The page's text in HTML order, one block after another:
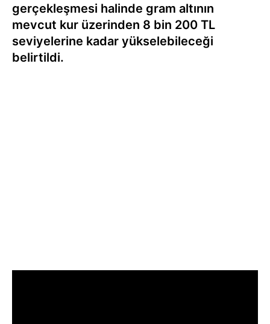
gerçekleşmesi halinde gram altının
mevcut kur üzerinden 8 bin 200 TL
seviyelerine kadar yükselebileceği
belirtildi.